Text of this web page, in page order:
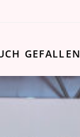
GEFALLEN